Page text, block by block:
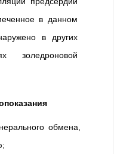
в данном
в других
золедроновой
обмена,